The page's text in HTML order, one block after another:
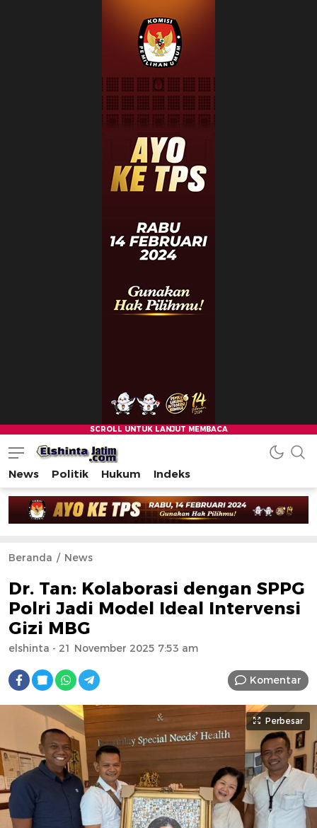
News Politik Hukum Indeks
Beranda News
Dr. Tan: Kolaborasi dengan SPPG
Polri Jadi Model Ideal Intervensi
Gizi MBG
elshinta - 21 November 2025 7:53 am
Komentar
Perbesar